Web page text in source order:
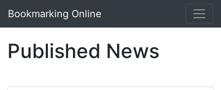
Bookmarking Online
Published News